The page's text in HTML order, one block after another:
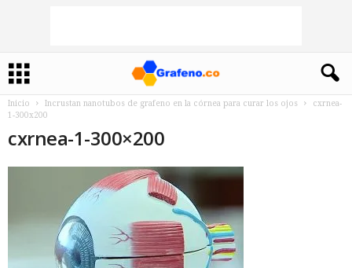
Inicio Incrustan nanotubos de grafeno en la córnea para curar los ojos
cxrnea-
1-300x200
cxrnea-1-300×200